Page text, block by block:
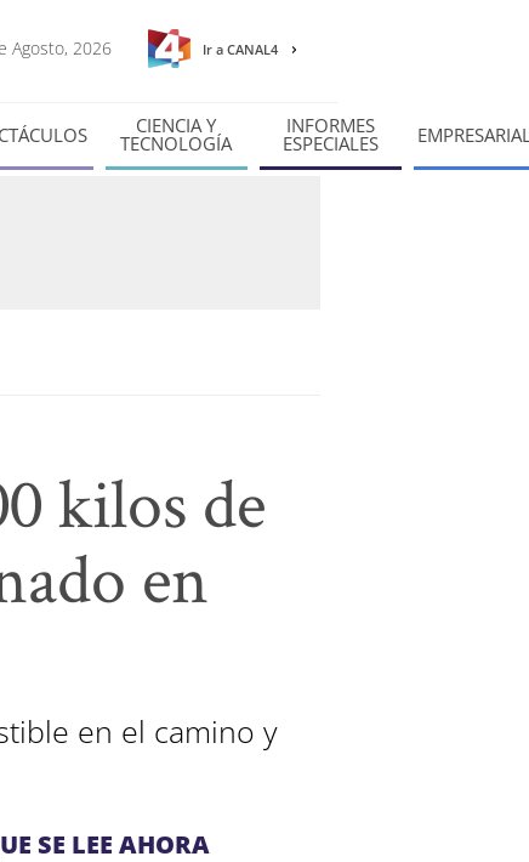
Agosto, 2026 Ir a CANAL4
CIENCIA Y
TECNOLOGÍA
INFORMES
ESPECIALES
kilos de
en
en el camino y
SE LEE AHORA